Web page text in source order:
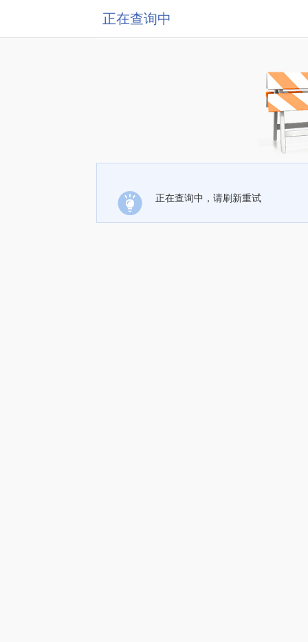
正在查询中
正在查询中，请刷新重试